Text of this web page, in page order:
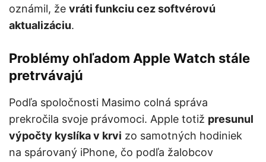
oznámil, že vráti funkciu cez softvérovú
aktualizáciu.
Problémy ohľadom Apple Watch stále
pretrvávajú
Podľa spoločnosti Masimo colná správa
prekročila svoje právomoci. Apple totiž presunul
výpočty kyslíka v krvi zo samotných hodiniek
na spárovaný iPhone, čo podľa žalobcov